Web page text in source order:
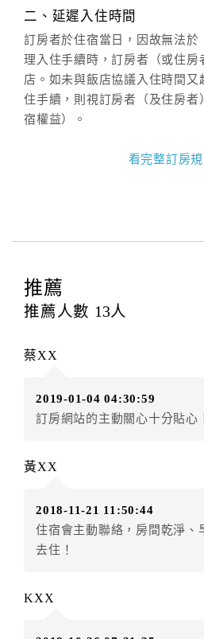
(07)9682715 。
二、延遲入住時間
訂房者於住宿當日，因故無法於
理入住手續時，訂房者（或住房
店。如未與飯店協議入住時間又
住手續，則視訂房者（及住房者
宿權益）。
四、訂單異動
提出申辦不得異動訂單。
每筆訂單異動限定
辦理取消退款。
房者應補足差額。（限原訂飯店
房者不得要求退其差額。（限原
額3個月
．訂房者使用「保留住宿金額」
店客滿，敬請及早計畫，如逾時
件放棄訂單（住宿權益）。 （
得辦理取消退款。
看完整訂房規
推薦
推薦人數 13人
蔡XX
2019-01-04 04:30:59
訂房網站的主動關心十分貼心
黃XX
2018-11-21 11:50:44
住宿會主動聯絡，房間乾淨、
去住！
KXX